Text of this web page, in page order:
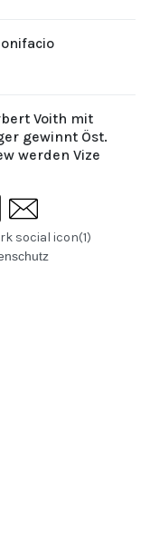
Voith mit
gewinnt Öst.
werden Vize